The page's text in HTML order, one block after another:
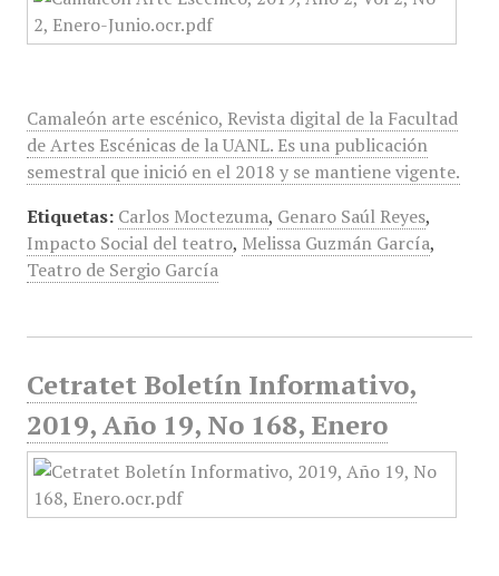
Camaleón arte escénico, Revista digital de la Facultad
de Artes Escénicas de la UANL. Es una publicación
semestral que inició en el 2018 y se mantiene vigente.
Etiquetas: Carlos Moctezuma, Genaro Saúl Reyes,
Impacto Social del teatro, Melissa Guzmán García,
Teatro de Sergio García
Cetratet Boletín Informativo,
2019, Año 19, No 168, Enero